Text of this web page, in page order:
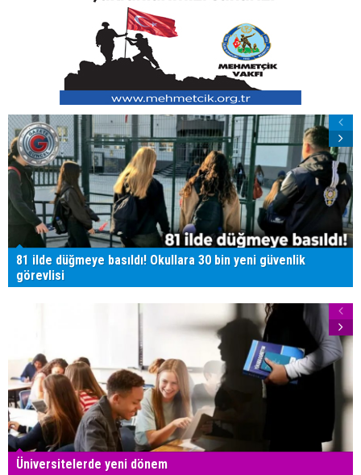
81 ilde düğmeye basıldı! Okullara 30 bin yeni güvenlik
görevlisi
Üniversitelerde yeni dönem